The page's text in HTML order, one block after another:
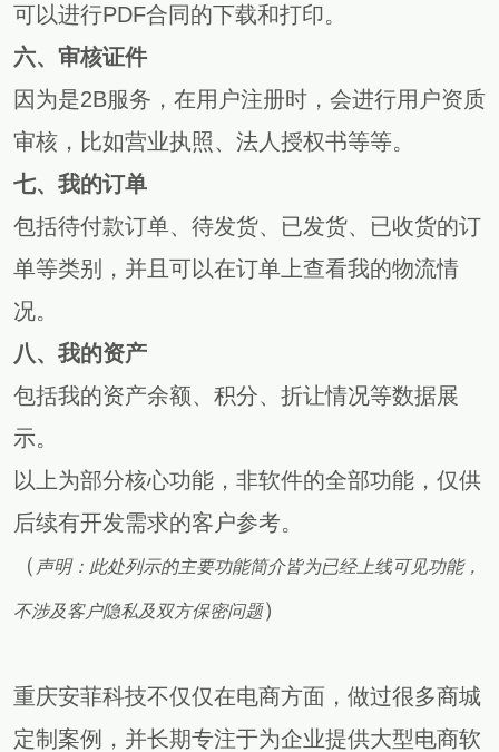
可以进行PDF合同的下载和打印。
六、 审核证件
因为是2B服务，在用户注册时，会进行用户资质
审核，比如营业执照、法人授权书等等。
七、 我的订单
包括待付款订单、待发货、已发货、已收货的订
单等类别，并且可以在订单上查看我的物流情
况。
八、 我的资产
包括我的资产余额、积分、折让情况等数据展
示。
以上为部分核心功能，非软件的全部功能，仅供
后续有开发需求的客户参考。
（ 声明：此处列示的主要功能简介皆为已经上线可见功能，
不涉及客户隐私及双方保密问题）
重庆安菲科技不仅仅在电商方面，做过很多商城
定制案例，并长期专注于为企业提供大型电商软